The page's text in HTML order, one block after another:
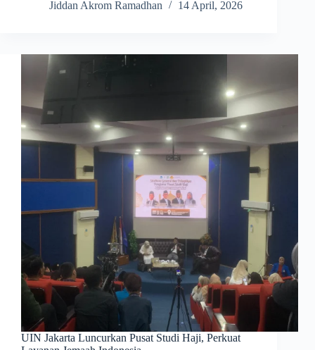
Jiddan Akrom Ramadhan
14 April, 2026
UIN Jakarta Luncurkan Pusat Studi Haji, Perkuat